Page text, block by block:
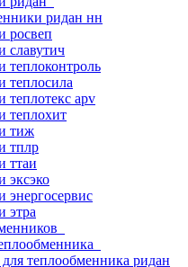
ридан нн
росвеп
славутич
теплоконтроль
теплосила
теплотекс apv
теплохит
тиж
тплр
ттаи
эксэко
энергосервис
этра
теплообменника ридан